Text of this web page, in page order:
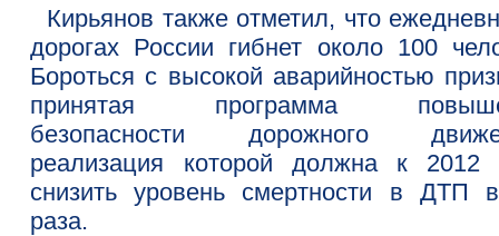
Кирьянов также отметил, что
дорогах России гибнет около 100
Бороться с высокой аварийностью
принятая программа
безопасности дорожного
реализация которой должна к 2012
снизить уровень смертности в ДТП
раза.